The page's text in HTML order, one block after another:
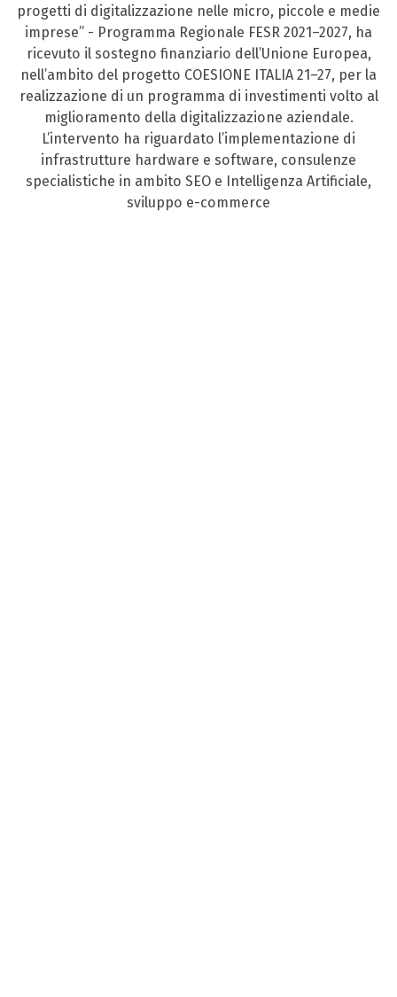
progetti di digitalizzazione nelle micro, piccole e medie
imprese” - Programma Regionale FESR 2021–2027, ha
ricevuto il sostegno finanziario dell’Unione Europea,
nell’ambito del progetto COESIONE ITALIA 21–27, per la
realizzazione di un programma di investimenti volto al
miglioramento della digitalizzazione aziendale.
L’intervento ha riguardato l’implementazione di
infrastrutture hardware e software, consulenze
specialistiche in ambito SEO e Intelligenza Artificiale,
sviluppo e-commerce